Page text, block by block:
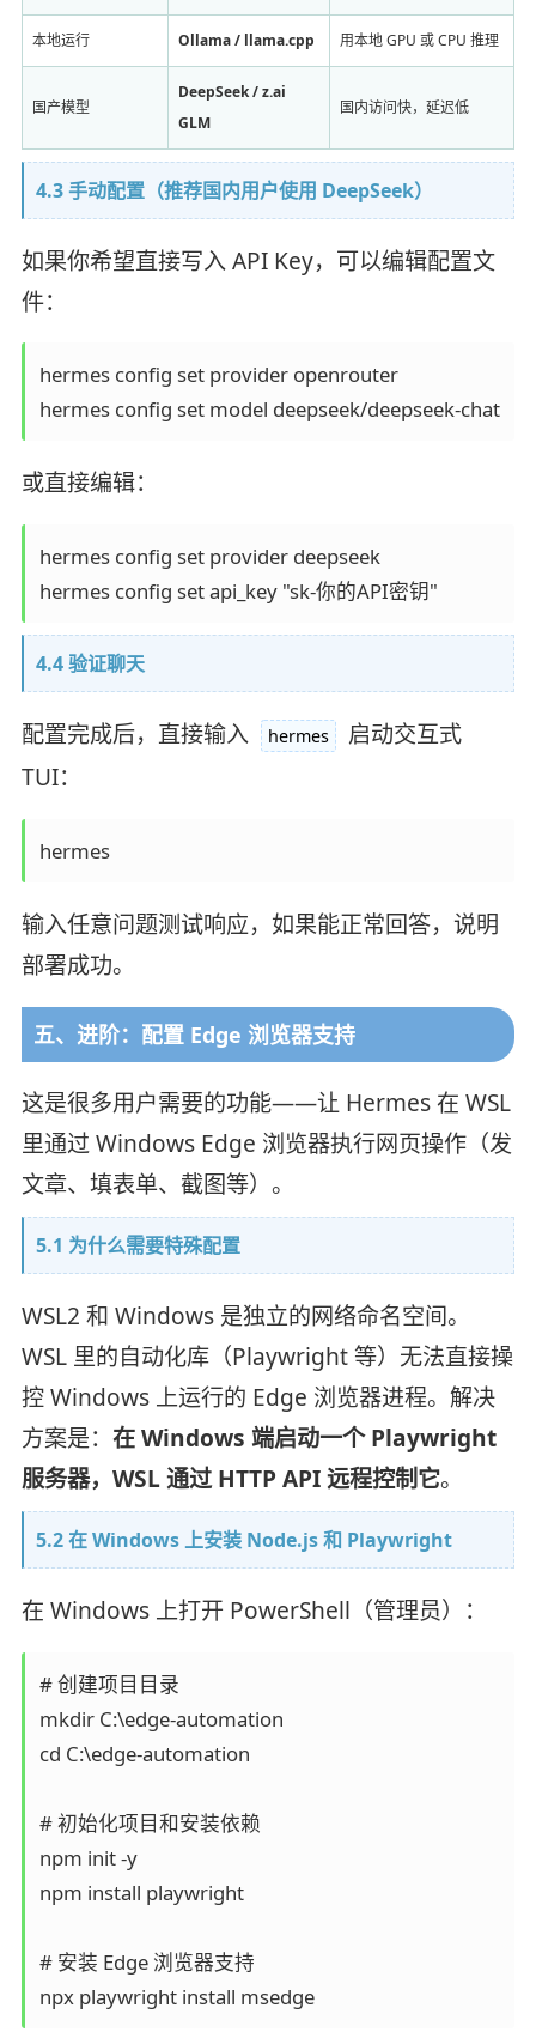
本地运行 Ollama / llama.cpp 用本地 GPU 或 CPU 推理
国产模型
DeepSeek / z.ai
GLM
国内访问快，延迟低
4.3 手动配置（推荐国内用户使用 DeepSeek）
如果你希望直接写入 API Key，可以编辑配置文
件：
hermes config set provider openrouter
hermes config set model deepseek/deepseek-chat
或直接编辑：
hermes config set provider deepseek
4.4 验证聊天
配置完成后，直接输入 hermes
启动交互式
TUI：
hermes
输入任意问题测试响应，如果能正常回答，说明
部署成功。
五、进阶：配置 Edge 浏览器支持
这是很多用户需要的功能——让 Hermes 在 WSL
里通过 Windows Edge 浏览器执行网页操作（发
文章、填表单、截图等）。
5.1 为什么需要特殊配置
WSL2 和 Windows 是独立的网络命名空间。
WSL 里的自动化库（Playwright 等）无法直接操
控 Windows 上运行的 Edge 浏览器进程。解决
方案是： 在 Windows 端启动一个 Playwright
服务器，WSL 通过 HTTP API 远程控制它。
5.2 在 Windows 上安装 Node.js 和 Playwright
在 Windows 上打开 PowerShell（管理员）：
# 创建项目目录
mkdir C:\edge-automation
cd C:\edge-automation
# 初始化项目和安装依赖
npm init -y
npm install playwright
# 安装 Edge 浏览器支持
npx playwright install msedge